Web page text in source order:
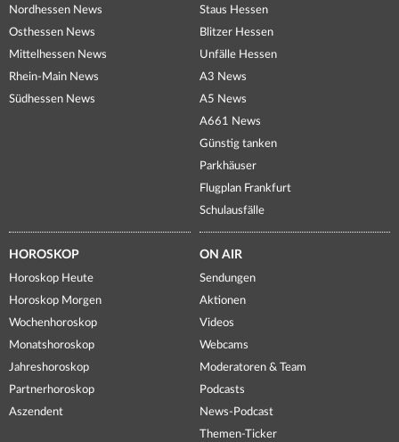
Nordhessen News
Osthessen News
Mittelhessen News
Rhein-Main News
Südhessen News
Staus Hessen
Blitzer Hessen
Unfälle Hessen
A3 News
A5 News
A661 News
Günstig tanken
Parkhäuser
Flugplan Frankfurt
Schulausfälle
HOROSKOP
Horoskop Heute
Horoskop Morgen
Wochenhoroskop
Monatshoroskop
Jahreshoroskop
Partnerhoroskop
Aszendent
ON AIR
Sendungen
Aktionen
Videos
Webcams
Moderatoren & Team
Podcasts
News-Podcast
Themen-Ticker